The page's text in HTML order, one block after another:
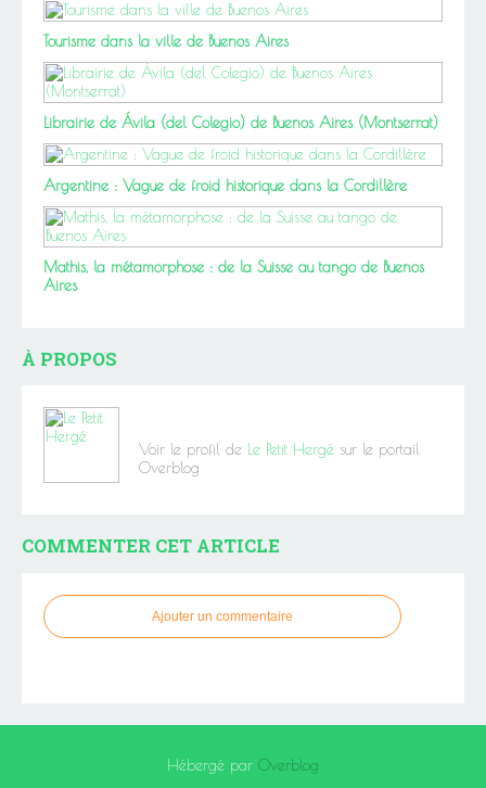
Tourisme dans la ville de Buenos Aires
Librairie de Ávila (del Colegio) de Buenos Aires (Montserrat)
Argentine : Vague de froid historique dans la Cordillère
Mathis, la métamorphose : de la Suisse au tango de Buenos
Aires
À PROPOS
Voir le profil de Le Petit Hergé sur le portail
Overblog
COMMENTER CET ARTICLE
Ajouter un commentaire
Hébergé par Overblog